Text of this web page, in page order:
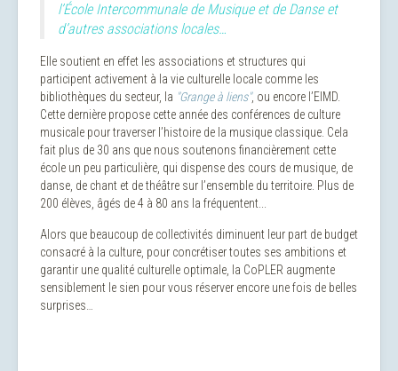
l’École Intercommunale de Musique et de Danse et
d’autres associations locales…
Elle soutient en effet les associations et structures qui
participent activement à la vie culturelle locale comme les
bibliothèques du secteur, la "Grange à liens", ou encore l’EIMD.
Cette dernière propose cette année des conférences de culture
musicale pour traverser l’histoire de la musique classique. Cela
fait plus de 30 ans que nous soutenons financièrement cette
école un peu particulière, qui dispense des cours de musique, de
danse, de chant et de théâtre sur l’ensemble du territoire. Plus de
200 élèves, âgés de 4 à 80 ans la fréquentent...
Alors que beaucoup de collectivités diminuent leur part de budget
consacré à la culture, pour concrétiser toutes ses ambitions et
garantir une qualité culturelle optimale, la CoPLER augmente
sensiblement le sien pour vous réserver encore une fois de belles
surprises…